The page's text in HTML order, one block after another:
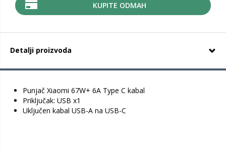
KUPITE ODMAH
Detalji proizvoda
Punjač Xiaomi 67W+ 6A Type C kabal
Priključak: USB x1
Uključen kabal USB-A na USB-C